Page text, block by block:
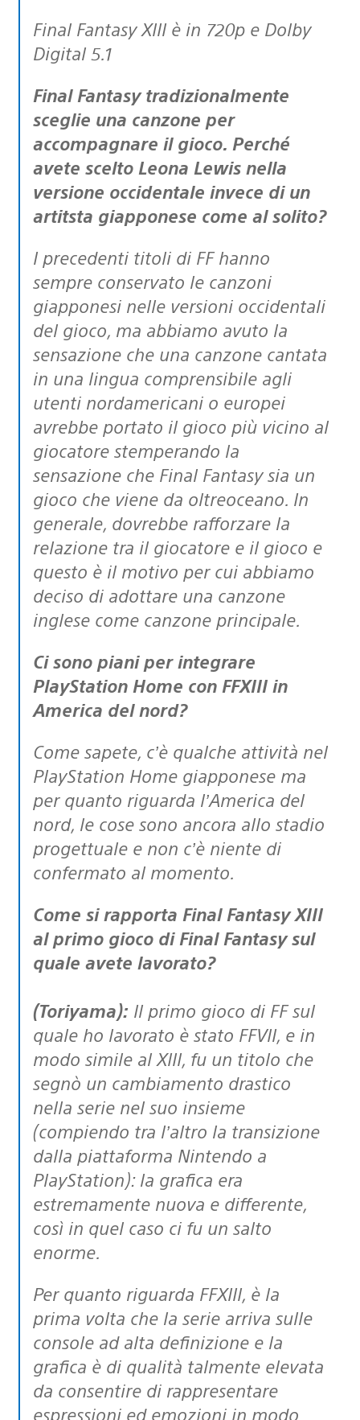
Final Fantasy XIII è in 720p e Dolby
Digital 5.1
Final Fantasy tradizionalmente
sceglie una canzone per
accompagnare il gioco. Perché
avete scelto Leona Lewis nella
versione occidentale invece di un
artitsta giapponese come al solito?
I precedenti titoli di FF hanno
sempre conservato le canzoni
giapponesi nelle versioni occidentali
del gioco, ma abbiamo avuto la
sensazione che una canzone cantata
in una lingua comprensibile agli
utenti nordamericani o europei
avrebbe portato il gioco più vicino al
giocatore stemperando la
sensazione che Final Fantasy sia un
gioco che viene da oltreoceano. In
generale, dovrebbe rafforzare la
relazione tra il giocatore e il gioco e
questo è il motivo per cui abbiamo
deciso di adottare una canzone
inglese come canzone principale.
Ci sono piani per integrare
PlayStation Home con FFXIII in
America del nord?
Come sapete, c’è qualche attività nel
PlayStation Home giapponese ma
per quanto riguarda l’America del
nord, le cose sono ancora allo stadio
progettuale e non c’è niente di
confermato al momento.
Come si rapporta Final Fantasy XIII
al primo gioco di Final Fantasy sul
quale avete lavorato?
(Toriyama): Il primo gioco di FF sul
quale ho lavorato è stato FFVII, e in
modo simile al XIII, fu un titolo che
segnò un cambiamento drastico
nella serie nel suo insieme
(compiendo tra l’altro la transizione
dalla piattaforma Nintendo a
PlayStation): la grafica era
estremamente nuova e differente,
così in quel caso ci fu un salto
enorme.
Per quanto riguarda FFXIII, è la
prima volta che la serie arriva sulle
console ad alta definizione e la
grafica è di qualità talmente elevata
da consentire di rappresentare
espressioni ed emozioni in modo